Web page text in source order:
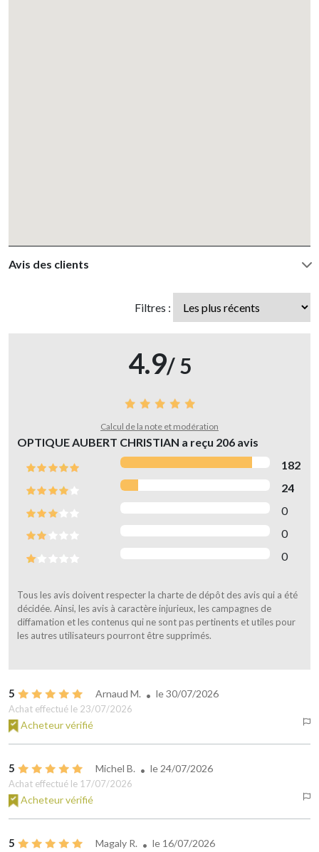
Avis des clients
Filtres :
4.9/ 5
Calcul de la note et modération
OPTIQUE AUBERT CHRISTIAN a reçu 206 avis
182
24
0
0
0
Tous les avis doivent respecter la charte de dépôt des avis qui a été
décidée. Ainsi, les avis à caractère injurieux, les campagnes de
diffamation et les contenus qui ne sont pas pertinents et utiles pour
les autres utilisateurs pourront être supprimés.
5 Arnaud M. le30/07/2026
Achat effectué le 23/07/2026
Acheteur vérifié
5 Michel B. le 24/07/2026
Achat effectué le 17/07/2026
Acheteur vérifié
5 Magaly R. le 16/07/2026